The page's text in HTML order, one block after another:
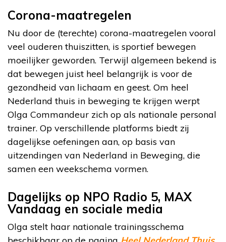
Corona-maatregelen
Nu door de (terechte) corona-maatregelen vooral
veel ouderen thuiszitten, is sportief bewegen
moeilijker geworden. Terwijl algemeen bekend is
dat bewegen juist heel belangrijk is voor de
gezondheid van lichaam en geest. Om heel
Nederland thuis in beweging te krijgen werpt
Olga Commandeur zich op als nationale personal
trainer. Op verschillende platforms biedt zij
dagelijkse oefeningen aan, op basis van
uitzendingen van Nederland in Beweging, die
samen een weekschema vormen.
Dagelijks op NPO Radio 5, MAX
Vandaag en sociale media
Olga stelt haar nationale trainingsschema